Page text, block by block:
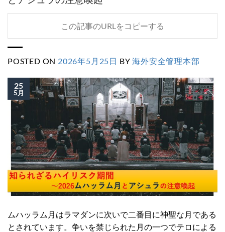
この記事のURLをコピーする
POSTED ON 2026年5月25日 BY海外安全管理本部
25
5月
ムハッラム月はラマダンに次いで二番目に神聖な月である
とされています。争いを禁じられた月の一つでテロによる